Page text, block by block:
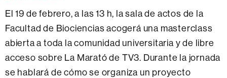
El 19 de febrero, a las 13 h, la sala de actos de la
Facultad de Biociencias acogerá una masterclass
abierta a toda la comunidad universitaria y de libre
acceso sobre La Marató de TV3. Durante la jornada
se hablará de cómo se organiza un proyecto